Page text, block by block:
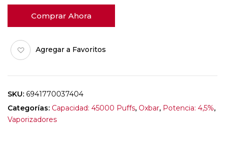
Comprar Ahora
Agregar a Favoritos
SKU: 6941770037404
Categorías: Capacidad: 45000 Puffs, Oxbar, Potencia: 4,5%,
Vaporizadores